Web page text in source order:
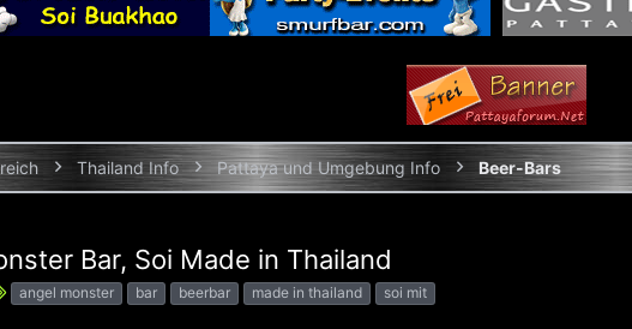
Thailand Info Pattaya und Umgebung Info Beer-Bars
Bar, Soi Made in Thailand
S angel monster bar beerbar made in thailand soi mit